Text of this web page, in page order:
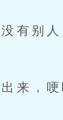
有别人
来，哽